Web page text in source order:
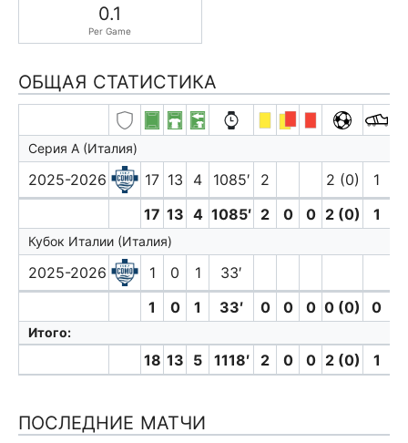
0.1
Per Game
ОБЩАЯ СТАТИСТИКА
Серия А (Италия)
2025-2026 17 13 4 1085′ 2 2 (0)
1
17 13 4 1085′ 2 0 0 2 (0) 1
Кубок Италии (Италия)
2025-2026 1 0 1
33′
1
0 1 33′ 0 0 0 0 (0) 0
Итого:
18 13 5 1118′ 2 0 0 2 (0) 1
ПОСЛЕДНИЕ МАТЧИ